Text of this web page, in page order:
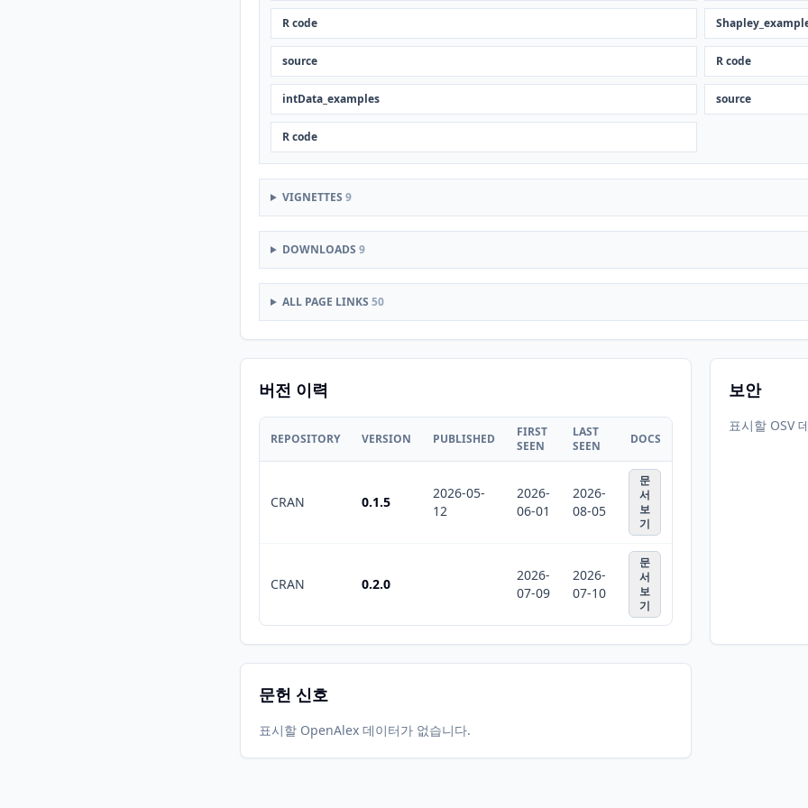
R code
source R code
intData_examples source
R code
VIGNETTES 9
DOWNLOADS 9
ALL PAGE LINKS 50
버전 이력
REPOSITORY VERSION PUBLISHED
FIRST
SEEN
LAST
SEEN
DOCS
CRAN 0.1.5
2026-05-
12
2026-
06-01
2026-
08-05
문
서
보
기
CRAN 0.2.0
2026-
07-09
2026-
07-10
문
서
보
기
보안
표시할 OSV
문헌 신호
표시할 OpenAlex 데이터가 없습니다.